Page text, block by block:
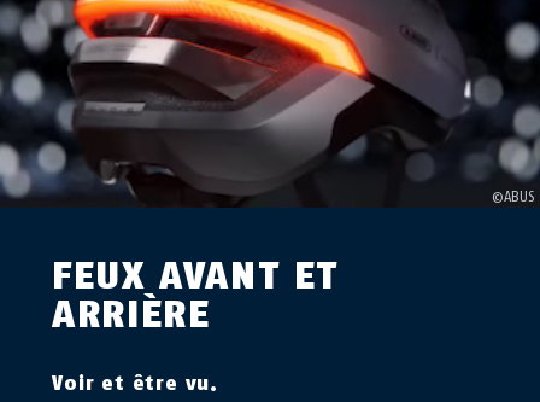
FEUX AVANT ET
ARRIÈRE
Voir et être vu.